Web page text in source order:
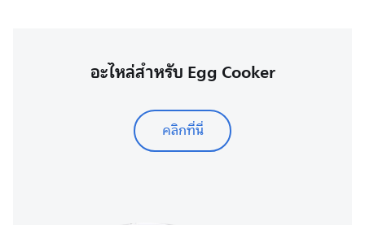
อะไหล่สำหรับ Egg Cooker
คลิกที่นี่